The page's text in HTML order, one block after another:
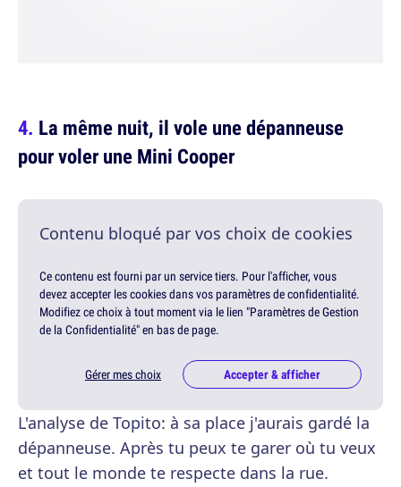
La même nuit, il vole une dépanneuse
pour voler une Mini Cooper
Contenu bloqué par vos choix de cookies
Ce contenu est fourni par un service tiers. Pour l'afficher, vous
devez accepter les cookies dans vos paramètres de confidentialité.
Modifiez ce choix à tout moment via le lien "Paramètres de Gestion
de la Confidentialité" en bas de page.
Gérer mes choix Accepter & afficher
L'analyse de Topito: à sa place j'aurais gardé la
dépanneuse. Après tu peux te garer où tu veux
et tout le monde te respecte dans la rue.